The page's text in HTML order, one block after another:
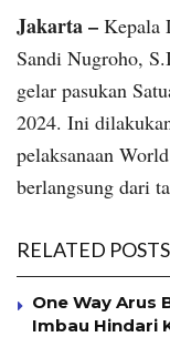
Jakarta – Kepala
Sandi Nugroho,
gelar pasukan
2024. Ini
pelaksanaan
berlangsung dari
RELATED POSTS
One Way Arus
Imbau Hindari